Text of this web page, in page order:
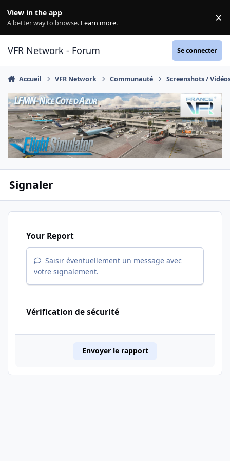
View in the app
A better way to browse. Learn more. ×
VFR Network - Forum Se connecter
Accueil VFR Network Communauté Screenshots /
Signaler
Your Report
Saisir éventuellement un message avec
votre signalement.
Vérification de sécurité
Envoyer le rapport